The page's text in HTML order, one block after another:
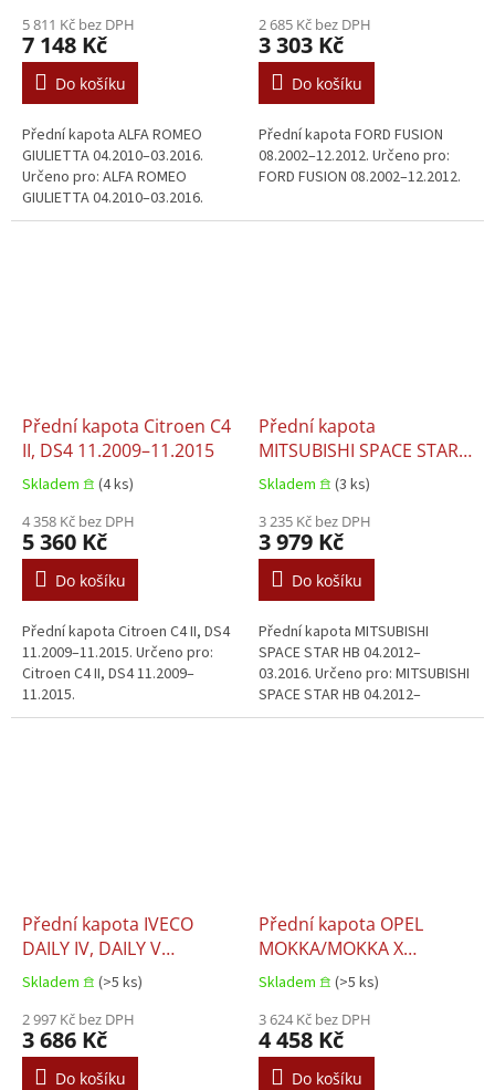
5 811 Kč bez DPH
7 148 Kč
Do košíku
Přední kapota ALFA ROMEO
GIULIETTA 04.2010–03.2016.
Určeno pro: ALFA ROMEO
GIULIETTA 04.2010–03.2016.
2 685 Kč bez DPH
3 303 Kč
Do košíku
Přední kapota FORD FUSION
08.2002–12.2012. Určeno pro:
FORD FUSION 08.2002–12.2012.
Přední kapota Citroen C4
II, DS4 11.2009–11.2015
Skladem 𖠿 (4 ks)
4 358 Kč bez DPH
5 360 Kč
Do košíku
Přední kapota Citroen C4 II, DS4
11.2009–11.2015. Určeno pro:
Citroen C4 II, DS4 11.2009–
11.2015.
Přední kapota
MITSUBISHI SPACE STAR
HB 04.2012–03.2016
Skladem 𖠿 (3 ks)
3 235 Kč bez DPH
3 979 Kč
Do košíku
Přední kapota MITSUBISHI
SPACE STAR HB 04.2012–
03.2016. Určeno pro: MITSUBISHI
SPACE STAR HB 04.2012–
03.2016.
Přední kapota IVECO
DAILY IV, DAILY V
05.2006–03.2014
Skladem 𖠿 (>5 ks)
2 997 Kč bez DPH
3 686 Kč
Do košíku
Přední kapota OPEL
MOKKA/MOKKA X
09.2016+
Skladem 𖠿 (>5 ks)
3 624 Kč bez DPH
4 458 Kč
Do košíku